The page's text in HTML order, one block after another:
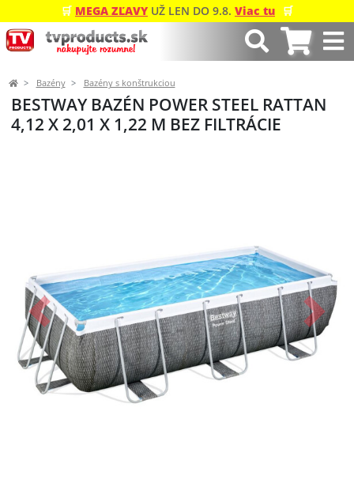
🛒 MEGA ZĽAVY UŽ LEN DO 9.8. Viac tu 🛒
Bazény Bazény s konštrukciou
BESTWAY BAZÉN POWER STEEL RATTAN
4,12 X 2,01 X 1,22 M BEZ FILTRÁCIE
Predchádzajúci Ďalší